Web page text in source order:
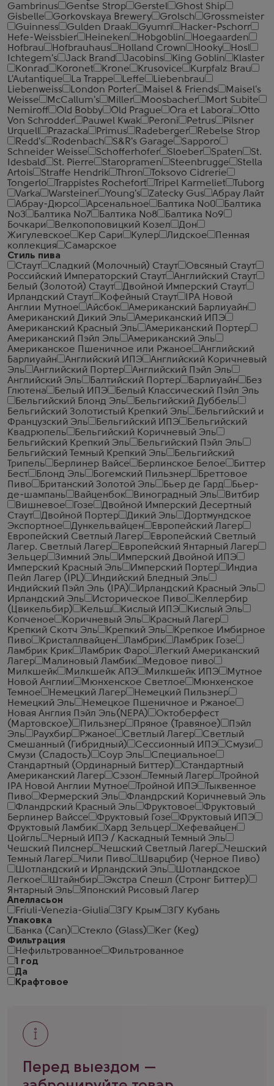
Gambrinus
Gentse Strop Gerstel
Ghost Ship
Gisbelle
Gorkovskaya Brewery Grolsch
Grossmeister
Guinness
Gulden Draak Gyumri
Hacker-Pschorr
Hefe-Weissbier
Heineken Hobgoblin
Hoegaarden
Hofbrau
Hofbrauhaus Holland Crown Hooky
Hosl
Ichtegem's
Jack Brand Jacobins King Goblin
Klaster
Konrad
Koronet Krone Krusovice
Kurpfalz Brau
L'Autantique
La Trappe Leffe
Liebenbrau
Liebenweiss
London Porter Maisel & Friends
Maisel's
Weisse
McCallum's Miller Moosbacher
Mort Subite
Nemiroff
Old Bobby Old Prague Ora et Labora
Otto
Von Schrodder
Pauwel Kwak Peroni Petrus
Pilsner
Urquell
Prazacka Primus Radeberger
Rebelse Strop
Redd's
Rodenbach S&R's Garage
Sapporo
Schneider Weisse
Schofferhofer Sloeber Spaten
St.
Idesbald
St. Pierre Staropramen Steenbrugge
Stella
Artois
Straffe Hendrik Thron
Toksovo Cidrerie
Tongerlo
Trappistes Rochefort Tripel Karmeliet
Tuborg
Varka
Warsteiner Young's Zatecky Gus
Абрау Лайт
Абрау-Дюрсо
Арсенальное Балтика №0
Балтика
№3
Балтика №7 Балтика №8
Балтика №9
Бочкари
Велкопоповицкий Козел
Дон
Жигулевское
Кер Сари Кулер Лидское
Пенная
коллекция
Самарское
Стиль пива
Стаут
Сладкий (Молочный) Стаут
Овсяный Стаут
Российский Императорский Стаут
Английский Стаут
Белый (Золотой) Стаут
Двойной Имперский Стаут
Ирландский Стаут
Кофейный Стаут
IPA Новой
Англии Мутное
Айсбок
Американский Барлиуайн
Американский Дикий Эль
Американский ИПЭ
Американский Красный Эль
Американский Портер
Американский Пэйл Эль
Американский Эль
Американское Пшеничное или Ржаное
Английский
Барлиуайн
Английский ИПЭ
Английский Коричневый
Эль
Английский Портер
Английский Пэйл Эль
Английский Эль
Балтийский Портер Барлиуайн
Без
Глютена
Белый ИПЭ
Белый Классический Пэйл Эль
Бельгийский Блонд Эль
Бельгийский Дуббель
Бельгийский Золотистый Крепкий Эль
Бельгийский и
Французский Эль
Бельгийский ИПЭ
Бельгийский
Квадрюпель
Бельгийский Коричневый Эль
Бельгийский Крепкий Эль
Бельгийский Пэйл Эль
Бельгийский Темный Крепкий Эль
Бельгийский
Трипель
Берлинер Вайсе Берлинское Белое
Биттер
Бест
Блонд Эль Богемский Пильзнер
Бреттовое
Пиво
Британский Золотой Эль Бьер де Гард
Бьер-
де-шампань
Вайценбок Виноградный Эль
Витбир
Вишневое
Гозе
Двойной Имперский Десертный
Стаут
Двойной Портер Дикий Эль
Дортмундское
Экспортное
Дункельвайцен
Европейский Лагер
Европейский Светлый Лагер
Европейский Светлый
Лагер. Светлый Лагер
Европейский Янтарный Лагер
Зельцер
Зимний Эль
Имперский Двойной ИПЭ
Имперский Красный Эль
Имперский Портер
Индиа
Пейл Лагер (IPL)
Индийский Бледный Эль
Индийский Пэйл Эль (IPA)
Ирландский Красный Эль
Ирландский Эль
Историческое Пиво
Келлербир
(Цвикельбир)
Кельш Кислый ИПЭ
Кислый Эль
Копченое
Коричневый Эль
Красный Лагер
Крепкий Скотч Эль
Крепкий Эль
Крепкое Имбирное
Пиво
Кристаллвайцен Ламбрик
Ламбрик Гозе
Ламбрик Крик
Ламбрик Фаро
Легкий Американский
Лагер
Малиновый Ламбик
Медовое пиво
Милкшейк
Милкшейк АПЭ Милкшейк ИПЭ
Мутное
Новой Англии
Мюнхенское Светлое
Мюнхенское
Темное
Немецкий Лагер
Немецкий Пильзнер
Немецкий Эль
Немецкое Пшеничное и Ржаное
Новая Англия Пэйл Эль(NEPA)
Октоберфест
(Мартовское)
Пильзнер Пряное (Травяное)
Пэйл
Эль
Раухбир Ржаное Светлый Лагер
Светлый
Смешанный (Гибридный)
Сессионный ИПЭ
Смузи
Смузи (Сладость)
Соур Эль
Специальное
Стандартный (Ординарный Биттер)
Стандартный
Американский Лагер
Сэзон Темный Лагер
Тройной
IPA Новой Англии Мутное
Тройной ИПЭ
Тыквенное
Пиво
Фермерский Эль
Фландрский Коричневый Эль
Фландрский Красный Эль
Фруктовое
Фруктовый
Берлинер Вайссе
Фруктовый Гозе
Фруктовый ИПЭ
Фруктовый Ламбик
Хард Зельцер
Хефевайцен
Цойгль
Черный ИПЭ / Каскадный Темный Эль
Чешский Пилснер
Чешский Светлый Лагер
Чешский
Темный Лагер
Чили Пиво
Шварцбир (Черное Пиво)
Шотландский и Ирландский Эль
Шотландское
Легкое
Штайнбир
Экстра Спешл (Стронг Биттер)
Янтарный Эль
Японский Рисовый Лагер
Апелласьон
Friuli-Venezia-Giulia
ЗГУ Крым
ЗГУ Кубань
Упаковка
Банка (Can)
Стекло (Glass)
Кег (Keg)
Фильтрация
Нефильтрованное
Фильтрованное
1 год
Да
Крафтовое
Перед выездом —